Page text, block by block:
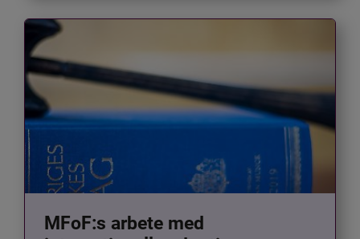
MFoF:s arbete med